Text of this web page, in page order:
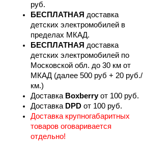
руб.
БЕСПЛАТНАЯ доставка
детских электромобилей в
пределах МКАД.
БЕСПЛАТНАЯ доставка
детских электромобилей по
Московской обл. до 30 км от
МКАД (далее 500 руб + 20 руб./
км.)
Доставка Boxberry от 100 руб.
Доставка DPD от 100 руб.
Доставка крупногабаритных
товаров оговаривается
отдельно!